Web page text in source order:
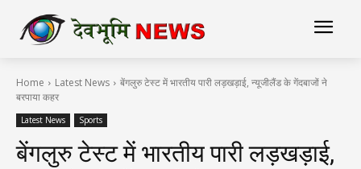
Home Latest News
बेंगलुरु टेस्ट में भारतीय पारी लड़खड़ाई, न्यूजीलैंड के गेंदबाजों ने
बरपाया कहर
Latest News Sports
बेंगलुरु टेस्ट में भारतीय पारी लड़खड़ाई,